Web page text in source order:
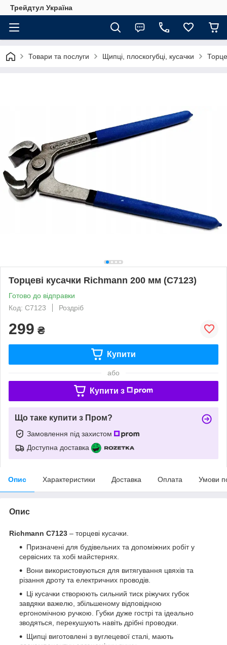
Трейдтул Україна
Товари та послуги Щипці, плоскогубці, кусачки
Торцеві кусачки Richmann 200 мм (C7123)
Готово до відправки
Код: C7123
Роздріб
299 ₴
Купити
або
Купити з
Що таке купити з Пром?
Замовлення під захистом
Доступна доставка
Опис Характеристики Доставка Оплата Умови
Опис
Richmann C7123 – торцеві кусачки.
Призначені для будівельних та допоміжних робіт у
сервісних та хобі майстернях.
Вони використовуються для витягування цвяхів та
різання дроту та електричних проводів.
Ці кусачки створюють сильний тиск ріжучих губок
завдяки важелю, збільшеному відповідною
ергономічною ручкою. Губки дуже гострі та ідеально
зводяться, перекушують навіть дрібні проводки.
Щипці виготовлені з вуглецевої сталі, мають